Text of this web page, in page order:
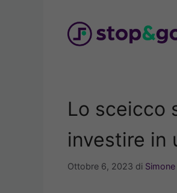
Lo sceicco
investire in
Ottobre 6, 2023 di